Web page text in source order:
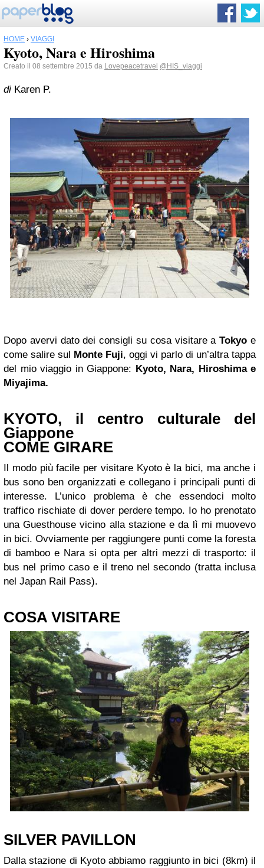
HOME › VIAGGI
Kyoto, Nara e Hiroshima
Creato il 08 settembre 2015 da Lovepeacetravel @HIS_viaggi
di Karen P.
Dopo avervi dato dei consigli su cosa visitare aTokyo e
come salire sul Monte Fuji, oggi vi parlo di un’altra tappa
del mio viaggio in Giappone: Kyoto, Nara, Hiroshima e
Miyajima.
KYOTO, il centro culturale del
Giappone
COME GIRARE
Il modo più facile per visitare Kyoto è la bici, ma anche i
bus sono ben organizzati e collegano i principali punti di
interesse. L’unico problema è che essendoci molto
traffico rischiate di dover perdere tempo. Io ho prenotato
una Guesthouse vicino alla stazione e da lì mi muovevo
in bici. Ovviamente per raggiungere punti come la foresta
di bamboo e Nara si opta per altri mezzi di trasporto: il
bus nel primo caso e il treno nel secondo (tratta inclusa
nel Japan Rail Pass).
COSA VISITARE
SILVER PAVILLON
Dalla stazione di Kyoto abbiamo raggiunto in bici (8km) il